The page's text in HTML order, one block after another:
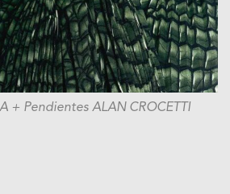
+ Pendientes ALAN CROCETTI